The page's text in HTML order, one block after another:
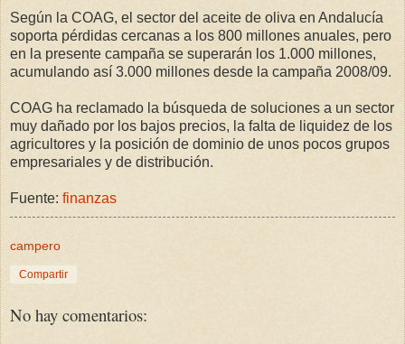
Según la COAG, el sector del aceite de oliva en Andalucía
soporta pérdidas cercanas a los 800 millones anuales, pero
en la presente campaña se superarán los 1.000 millones,
acumulando así 3.000 millones desde la campaña 2008/09.
COAG ha reclamado la búsqueda de soluciones a un sector
muy dañado por los bajos precios, la falta de liquidez de los
agricultores y la posición de dominio de unos pocos grupos
empresariales y de distribución.
Fuente: finanzas
campero
Compartir
No hay comentarios: